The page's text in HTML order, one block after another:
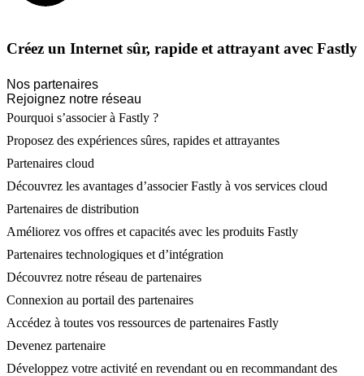
Créez un Internet sûr, rapide et attrayant avec Fastly
Nos partenaires
Rejoignez notre réseau
Pourquoi s’associer à Fastly ?
Proposez des expériences sûres, rapides et attrayantes
Partenaires cloud
Découvrez les avantages d’associer Fastly à vos services cloud
Partenaires de distribution
Améliorez vos offres et capacités avec les produits Fastly
Partenaires technologiques et d’intégration
Découvrez notre réseau de partenaires
Connexion au portail des partenaires
Accédez à toutes vos ressources de partenaires Fastly
Devenez partenaire
Développez votre activité en revendant ou en recommandant des